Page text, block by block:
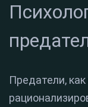
Предатели,